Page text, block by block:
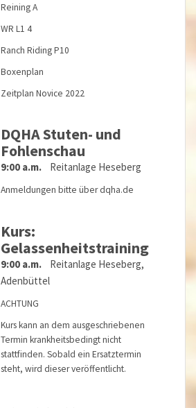
Reining A
WR L1 4
Ranch Riding P10
Boxenplan
Zeitplan Novice 2022
DQHA Stuten- und
Fohlenschau
9:00 a.m. Reitanlage Heseberg
Anmeldungen bitte über dqha.de
Kurs:
Gelassenheitstraining
9:00 a.m.
Reitanlage Heseberg,
Adenbüttel
ACHTUNG
Kurs kann an dem ausgeschriebenen
Termin krankheitsbedingt nicht
stattfinden. Sobald ein Ersatztermin
steht, wird dieser veröffentlicht.